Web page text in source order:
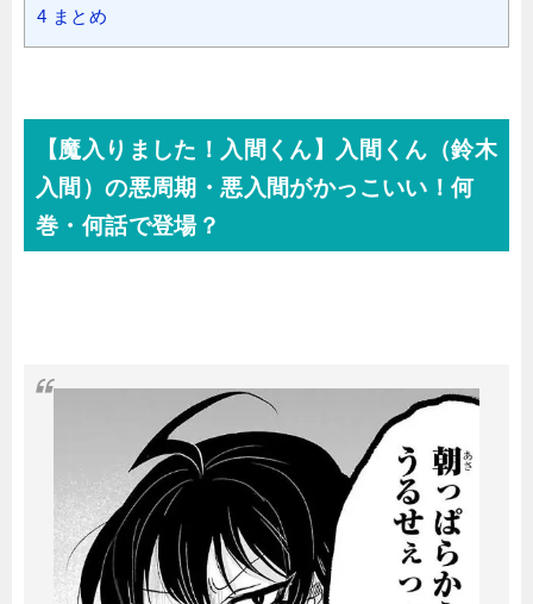
4 まとめ
【魔入りました！入間くん】入間くん（鈴木
入間）の悪周期・悪入間がかっこいい！何
巻・何話で登場？